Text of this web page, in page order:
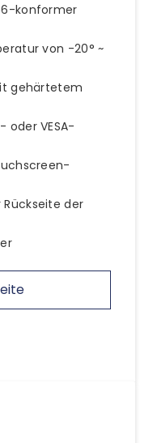
konformer
von -20° ~
gehärtetem
oder VESA-
der